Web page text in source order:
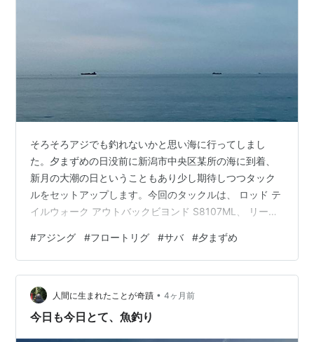
そろそろアジでも釣れないかと思い海に行ってしまし
た。夕まずめの日没前に新潟市中央区某所の海に到着、
新月の大潮の日ということもあり少し期待しつつタック
ルをセットアップします。今回のタックルは、 ロッド テ
イルウォーク アウトバックビヨンド S8107ML、 リール
0.6号4本編みのPEライン。 この組み合わせに使うはシマ
ノ ソアレウルトラシュートというフロート（飛ばしウ
キ）。アジングにしてはかなりの遠投・ロングレンジの
設定となります。 シマノ SHIMANO ソアレ ウルトラシ
ュート 24g 01T ステルスホワイト SF-L24…
#アジング #フロートリグ #サバ #夕まずめ
人間に生まれたことが奇蹟 • 4ヶ月前
今日も今日とて、魚釣り